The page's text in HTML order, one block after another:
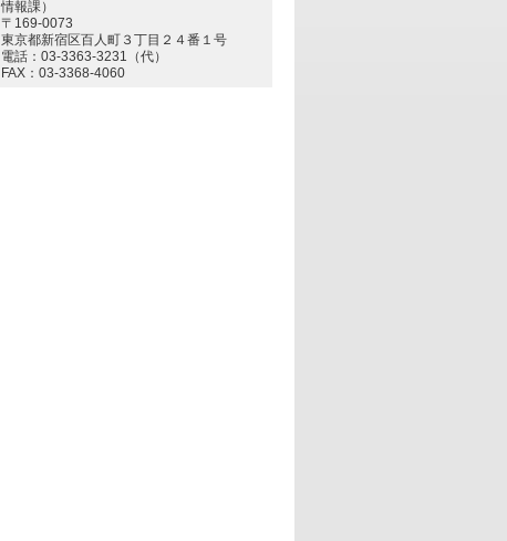
情報課）
〒169-0073
東京都新宿区百人町３丁目２４番１号
電話：03-3363-3231（代）
FAX：03-3368-4060